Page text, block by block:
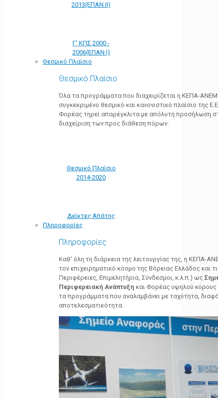
2013(ΕΠΑΝ ΙΙ)
Γ' ΚΠΣ 2000 -
2006(ΕΠΑΝ Ι)
Θεσμικό Πλαίσιο
Θεσμικό Πλαίσιο
Όλα τα προγράμματα που διαχειρίζεται η ΚΕΠΑ-
συγκεκριμένο θεσμικό και κανονιστικό πλαίσιο της
Φορέας τηρεί απαρέγκλιτα με απόλυτη προσήλωση
διαχείριση των προς διάθεση πόρων.
Θεσμικό Πλαίσιο
2014-2020
Δείκτες Απάτης
Πληροφορίες
Πληροφορίες
Καθ’ όλη τη διάρκεια της λειτουργίας της, η ΚΕΠΑ-
τον επιχειρηματικό κόσμο της Βόρειας Ελλάδος και
Περιφέρειες, Επιμελητήρια, Σύνδεσμοι, κ.λ.π.) ως
Περιφερειακή Ανάπτυξη και Φορέας υψηλού κύρους
τα προγράμματα που αναλαμβάνει με ταχύτητα,
αποτελεσματικότητα.